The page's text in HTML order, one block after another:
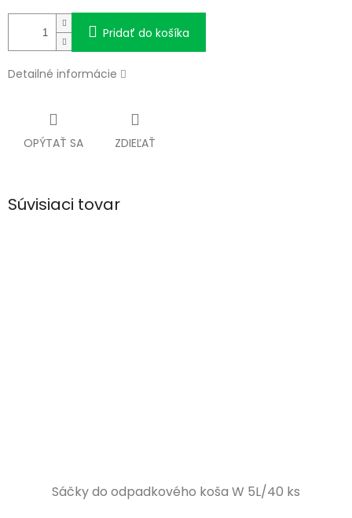
Pridať do košíka
Detailné informácie
OPÝTAŤ SA ZDIEĽAŤ
Súvisiaci tovar
Sáčky do odpadkového koša W 5L/40 ks